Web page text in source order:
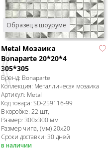
Previous
Образец в шоуруме
Metal Мозаика
Bonaparte 20*20*4
305*305
Бренд: Bonaparte
Коллекция: Металличесая мозаика
Артикул: Metal
Код товара: SD-259116-99
В коробке: 22 шт,
Размер: 300x300 мм
Размер чипа, (мм)20x20
Сроки доставки: 30 дней
в наличии